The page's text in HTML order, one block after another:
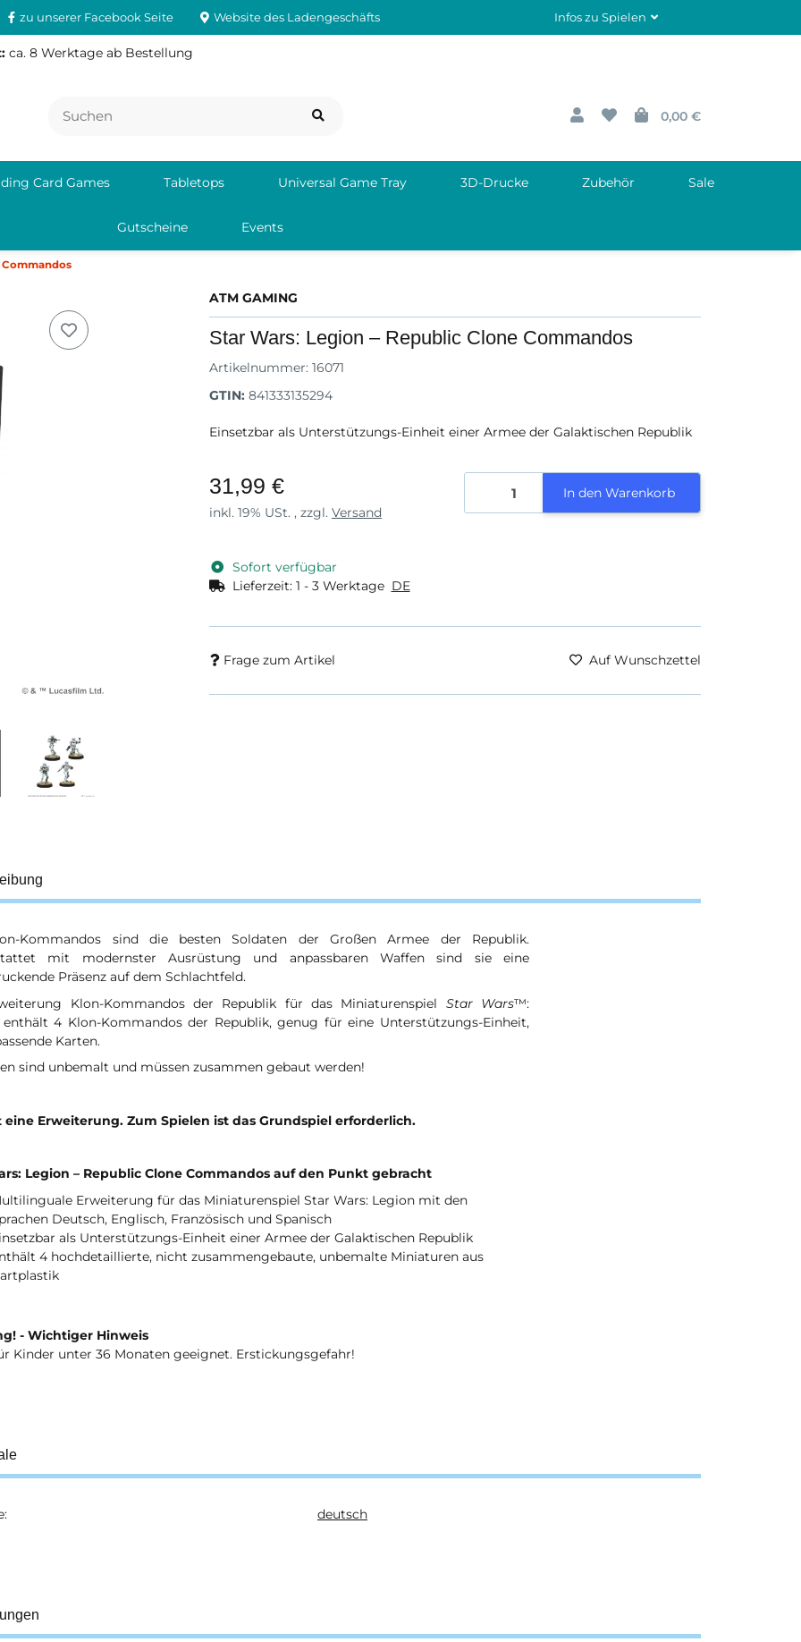
zu unserer Facebook Seite Website des Ladengeschäfts Infos zu Spielen
ca. 8 Werktage ab Bestellung
0,00 €
Card Games Tabletops Universal Game Tray 3D-Drucke Zubehör Sale
Gutscheine Events
Commandos
ATM GAMING
Star Wars: Legion – Republic Clone Commandos
Artikelnummer: 16071
GTIN: 841333135294
Einsetzbar als Unterstützungs-Einheit einer Armee der Galaktischen Republik
31,99 €
inkl. 19% USt. , zzgl. Versand
Sofort verfügbar
Lieferzeit: 1 - 3 Werktage DE
In den Warenkorb
Frage zum Artikel Auf Wunschzettel
Kommandos sind die besten Soldaten der Großen Armee der Republik.
mit modernster Ausrüstung und anpassbaren Waffen sind sie eine
Präsenz auf dem Schlachtfeld.
Klon-Kommandos der Republik für das Miniaturenspiel Star Wars™:
enthält 4 Klon-Kommandos der Republik, genug für eine Unterstützungs-Einheit,
Karten.
sind unbemalt und müssen zusammen gebaut werden!
eine Erweiterung. Zum Spielen ist das Grundspiel erforderlich.
Legion – Republic Clone Commandos auf den Punkt gebracht
Erweiterung für das Miniaturenspiel Star Wars: Legion mit den
Deutsch, Englisch, Französisch und Spanisch
als Unterstützungs-Einheit einer Armee der Galaktischen Republik
4 hochdetaillierte, nicht zusammengebaute, unbemalte Miniaturen aus
- Wichtiger Hinweis
Kinder unter 36 Monaten geeignet. Erstickungsgefahr!
deutsch